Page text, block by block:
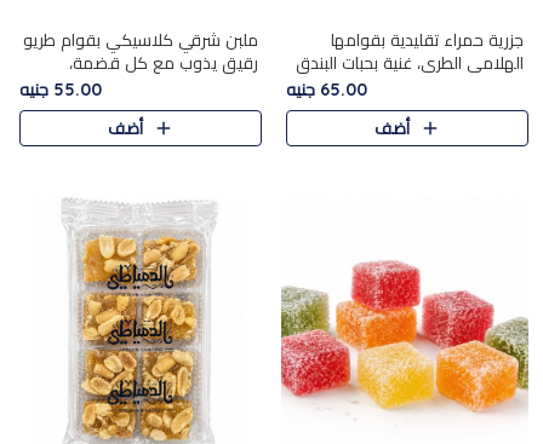
جزرية حمراء تقليدية بقوامها
الهلامي الطري، غنية بحبات البندق
الفاخرة التي تضيف قرمشة راقية
إلى قوامها الناعم، لتقدم مزيجًا
متوازنًا من النكه..
65.00 جنيه
أضف
ملبن شرقي كلاسيكي بقوام طريو
رقيق يذوب مع كل قضمة،
مغطى بطبقة ناعمة من السكر
البودرة ليقدم المذاق الأصيل الذي
ارتبط بحلويات المولد التقليدي..
55.00 جنيه
أضف